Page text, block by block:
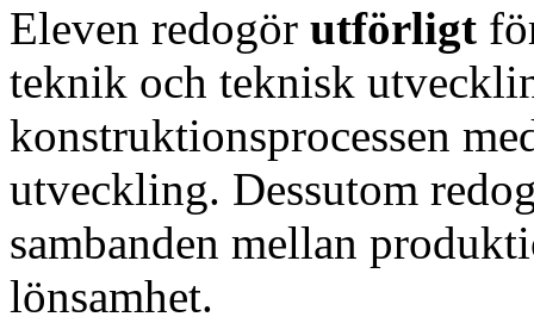
Eleven redogör utförligt
teknik och teknisk
konstruktionsprocessen
utveckling. Dessutom
sambanden mellan
lönsamhet.